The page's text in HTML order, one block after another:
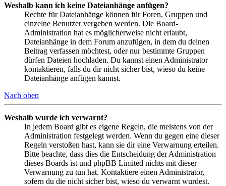
Weshalb kann ich keine Dateianhänge anfügen?
Rechte für Dateianhänge können für Foren, Gruppen und
einzelne Benutzer vergeben werden. Die Board-
Administration hat es möglicherweise nicht erlaubt,
Dateianhänge in dem Forum anzufügen, in dem du deinen
Beitrag verfassen möchtest, oder nur bestimmte Gruppen
dürfen Dateien hochladen. Du kannst einen Administrator
kontaktieren, falls du dir nicht sicher bist, wieso du keine
Dateianhänge anfügen kannst.
Nach oben
Weshalb wurde ich verwarnt?
In jedem Board gibt es eigene Regeln, die meistens von der
Administration festgelegt werden. Wenn du gegen eine dieser
Regeln verstoßen hast, kann sie dir eine Verwarnung erteilen.
Bitte beachte, dass dies die Entscheidung der Administration
dieses Boards ist und phpBB Limited nichts mit dieser
Verwarnung zu tun hat. Kontaktiere einen Administrator,
sofern du die nicht sicher bist, wieso du verwarnt wurdest.